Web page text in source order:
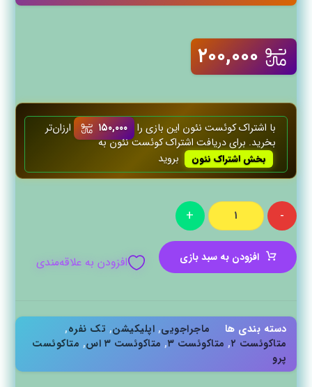
۲۰۰,۰۰۰
با اشتراک کوئست‌ نئون این بازی را ۱۵۰,۰۰۰
ارزان‌تر
بخرید. برای دریافت اشتراک کوئست‌ نئون به
بخش اشتراک نئون بروید
-
+
افزودن به سبد بازی افزودن به علاقه‌مندی
دسته بندی ها ماجراجویی, اپلیکیشن‌, تک نفره,
متاکوئست ۲ , متاکوئست ۳ , متاکوئست ۳ اس , متاکوئست
پرو